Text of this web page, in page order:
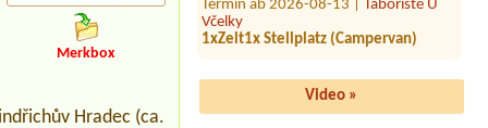
1xZelt1x Stellplatz (Campervan)
Termin ab 2026-08-08 |Stellplatz Brno
Termin ab 2026-08-20 |
Tomášků
Video »
Merkbox
Hradec (ca.